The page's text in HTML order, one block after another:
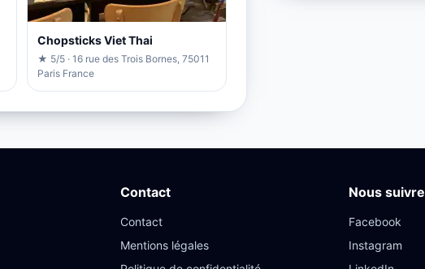
Chopsticks Viet Thai
★ 5/5 · 16 rue des Trois Bornes, 75011
Paris France
Contact
Contact
Mentions légales
Nous suivre
Facebook
Instagram